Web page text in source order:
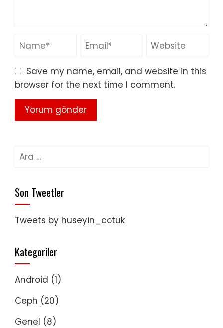
Save my name, email, and website in this
browser for the next time I comment.
Arama:
Son Tweetler
Tweets by huseyin_cotuk
Kategoriler
Android (1)
Ceph (20)
Genel (8)